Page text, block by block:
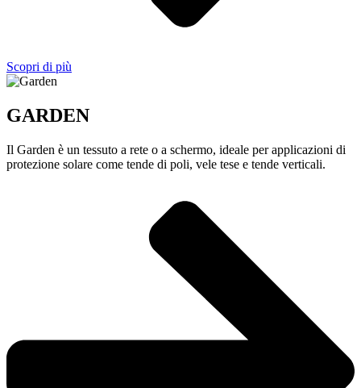
Scopri di più
GARDEN
Il Garden è un tessuto a rete o a schermo, ideale per applicazioni di
protezione solare come tende di poli, vele tese e tende verticali.